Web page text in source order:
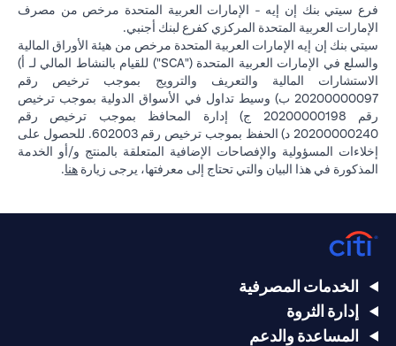
فرع سيتي بنك إن إيه - الإمارات العربية المتحدة مرخص من مصرف
الإمارات العربية المتحدة المركزي كفرع لبنك أجنبي.
سيتي بنك إن إيه الإمارات العربية المتحدة مرخص من هيئة الأوراق المالية
والسلع في الإمارات العربية المتحدة ("SCA") للقيام بالنشاط المالي لـ أ)
الاستشارات المالية والتعريف والترويج بموجب ترخيص رقم
20200000097 ب) وسيط تداول في الأسواق الدولية بموجب ترخيص
رقم 20200000198 ج) إدارة المحافظ بموجب ترخيص رقم
20200000240 د) الحفظ بموجب ترخيص رقم 602003. للحصول على
إخلاءات المسؤولية والإفصاحات الإضافية المتعلقة بالمنتج و/أو الخدمة
المذكورة في هذا البيان والتي تحتاج إلى معرفتها، يرجى زيارة هنا.
الخدمات المصرفية
إدارة الثروة
المساعدة والدعم